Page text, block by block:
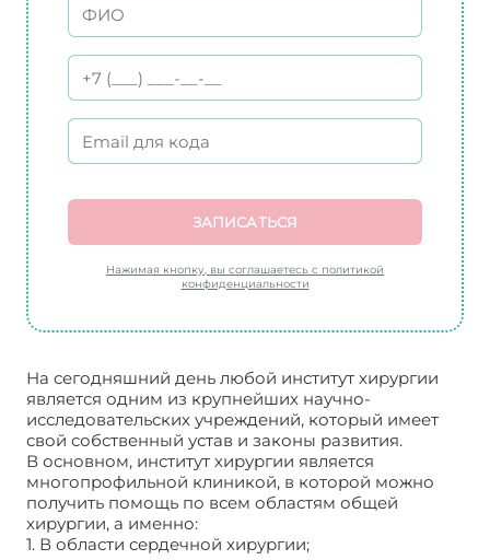
ЗАПИСАТЬСЯ
Нажимая кнопку, вы соглашаетесь с политикой
конфиденциальности
На сегодняшний день любой институт хирургии
является одним из крупнейших научно-
исследовательских учреждений, который имеет
свой собственный устав и законы развития.
В основном, институт хирургии является
многопрофильной клиникой, в которой можно
получить помощь по всем областям общей
хирургии, а именно:
1. В области сердечной хирургии;